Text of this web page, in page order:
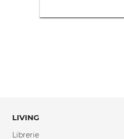
LIVING
Librerie